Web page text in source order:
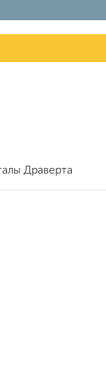
Драверта